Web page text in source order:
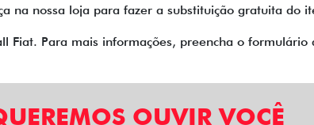
na nossa loja para fazer a substituição gratuita do
Fiat. Para mais informações, preencha o
OUVIR VOCÊ